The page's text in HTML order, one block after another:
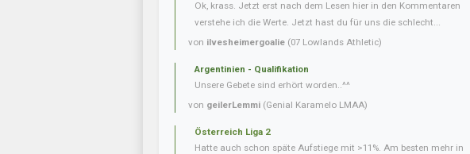
Ok, krass. Jetzt erst nach dem Lesen hier in den Kommentaren
verstehe ich die Werte. Jetzt hast du für uns die schlecht...
von ilvesheimergoalie (07 Lowlands Athletic)
Argentinien - Qualifikation
Unsere Gebete sind erhört worden..^^
von geilerLemmi (Genial Karamelo LMAA)
Österreich Liga 2
Hatte auch schon späte Aufstiege mit >11%. Am besten mehr in